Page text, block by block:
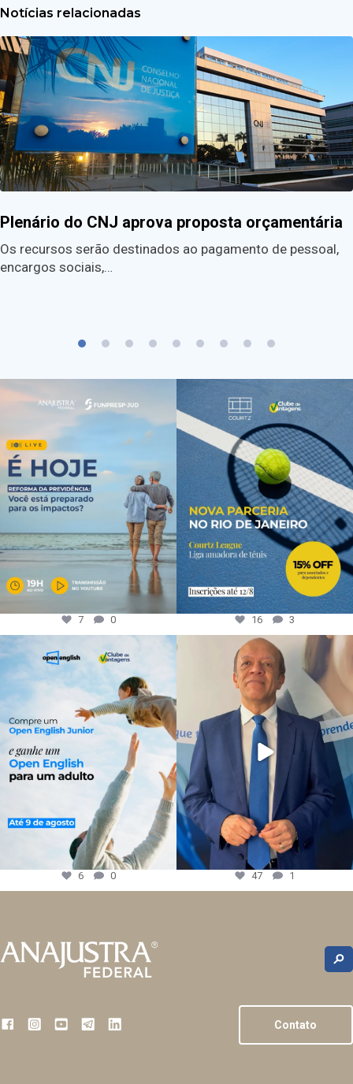
Notícias relacionadas
Plenário do CNJ aprova proposta orçamentária
Os recursos serão destinados ao pagamento de pessoal,
encargos sociais,…
7 0 16 3
6 0 47 1
Contato